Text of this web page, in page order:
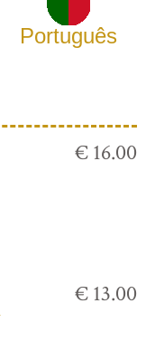
Português
€ 16.00
€ 13.00